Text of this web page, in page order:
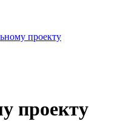
проекту
проекту